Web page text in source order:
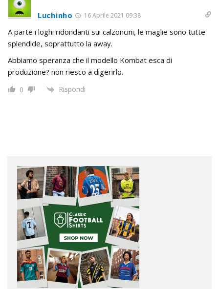
Luchinho 16 Aprile 2021 09:38
A parte i loghi ridondanti sui calzoncini, le maglie sono tutte
splendide, soprattutto la away.
Abbiamo speranza che il modello Kombat esca di
produzione? non riesco a digerirlo.
0 Rispondi